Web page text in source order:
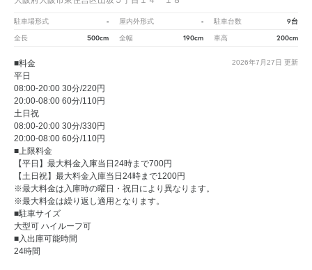
駐車場形式 - 屋内外形式 - 駐車台数 9台
全長 500cm 全幅 190cm 車高 200cm
2026年7月27日 更新
■料金
平日
08:00-20:00 30分/220円
20:00-08:00 60分/110円
土日祝
08:00-20:00 30分/330円
20:00-08:00 60分/110円
■上限料金
【平日】最大料金入庫当日24時まで700円
【土日祝】最大料金入庫当日24時まで1200円
※最大料金は入庫時の曜日・祝日により異なります。
※最大料金は繰り返し適用となります。
■駐車サイズ
大型可 ハイルーフ可
■入出庫可能時間
24時間